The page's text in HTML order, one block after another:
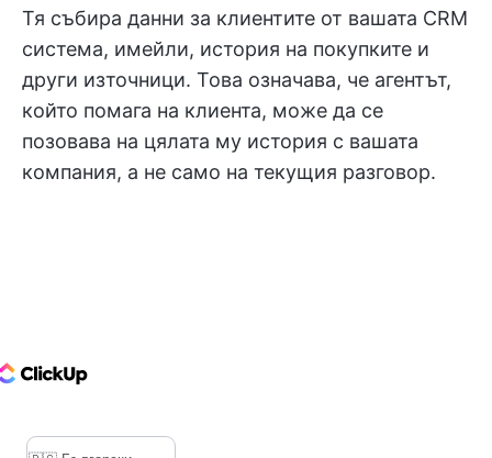
Тя събира данни за клиентите от вашата CRM
система, имейли, история на покупките и
други източници. Това означава, че агентът,
който помага на клиента, може да се
позовава на цялата му история с вашата
компания, а не само на текущия разговор.
Logo